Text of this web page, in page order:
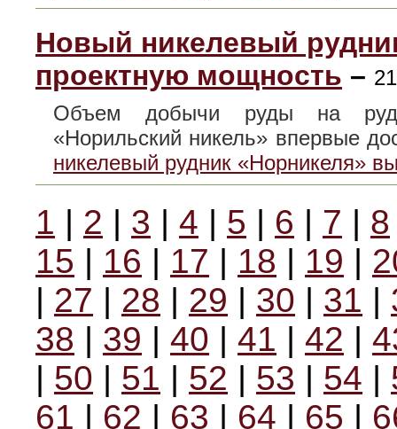
Новый никелевый
проектную мощность –
Объем добычи руды на
«Норильский никель» впервые
никелевый рудник «Норникеля»
1 | 2 | 3 | 4 | 5 | 6 | 7 | 8
15 | 16 | 17 | 18 | 19 |
| 27 | 28 | 29 | 30 | 31 |
38 | 39 | 40 | 41 | 42 |
| 50 | 51 | 52 | 53 | 54 |
61 | 62 | 63 | 64 | 65 |